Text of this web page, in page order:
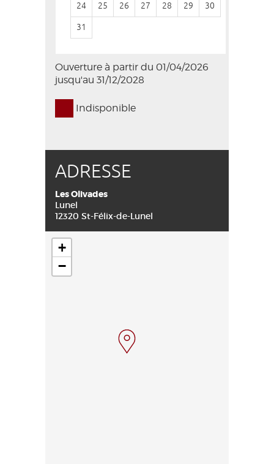
24 25 26 27 28 29 30
31
Ouverture à partir du 01/04/2026
jusqu'au 31/12/2028
Indisponible
ADRESSE
Les Olivades
Lunel
12320 St-Félix-de-Lunel
+
−